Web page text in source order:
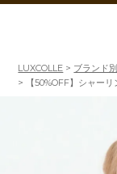
LUXCOLLE ブランド別
【50%OFF】シャー